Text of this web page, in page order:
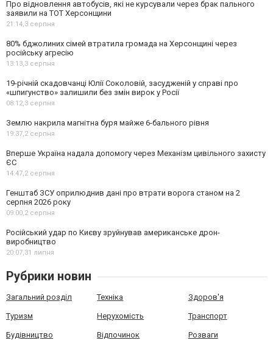
Про відновлення автобусів, які не курсували через брак пального
заявили на ТОТ Херсонщини
21:14,3 серпня
80% бджолиних сімей втратила громада на Херсонщині через
російську агресію
13:13,3 серпня
19-річній скадовчанці Юлії Соколовій, засудженій у справі про
«шпигунство» залишили без змін вирок у Росії
08:12,3 серпня
Землю накрила магнітна буря майже 6-бального рівня
19:37,2 серпня
Вперше Україна надала допомогу через Механізм цивільного захисту
ЄС
14:47,2 серпня
Генштаб ЗСУ оприлюднив дані про втрати ворога станом на 2
серпня 2026 року
09:00,2 серпня
Російський удар по Києву зруйнував американське дрон-
виробництво
20:07,31 липня
Рубрики новин
Загальний розділ Техніка Здоров'я
Туризм Нерухомість Транспорт
Будівництво Відпочинок Розваги